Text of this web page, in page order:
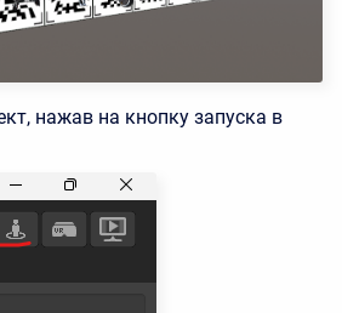
нажав на кнопку запуска в